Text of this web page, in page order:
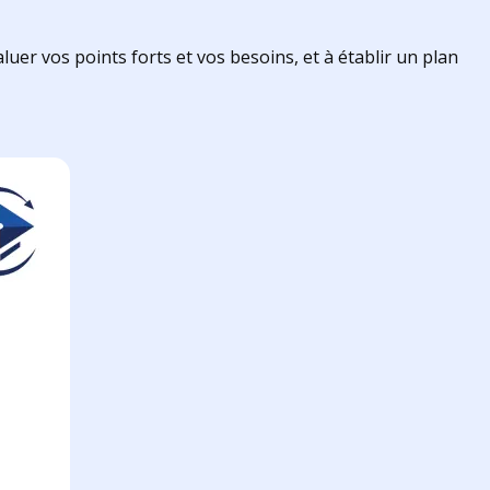
vos points forts et vos besoins, et à établir un plan